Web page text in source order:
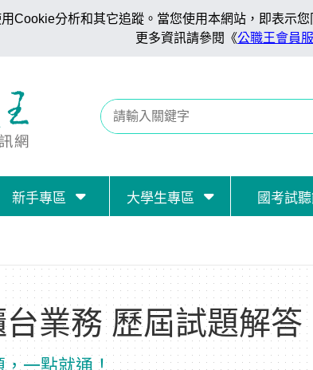
Cookie分析和其它追蹤。當您使用本網站，即表示
更多資訊請參閱《公職王會員
新手專區 大學生專區 國考試
業務 歷屆試題解答
一點就通！